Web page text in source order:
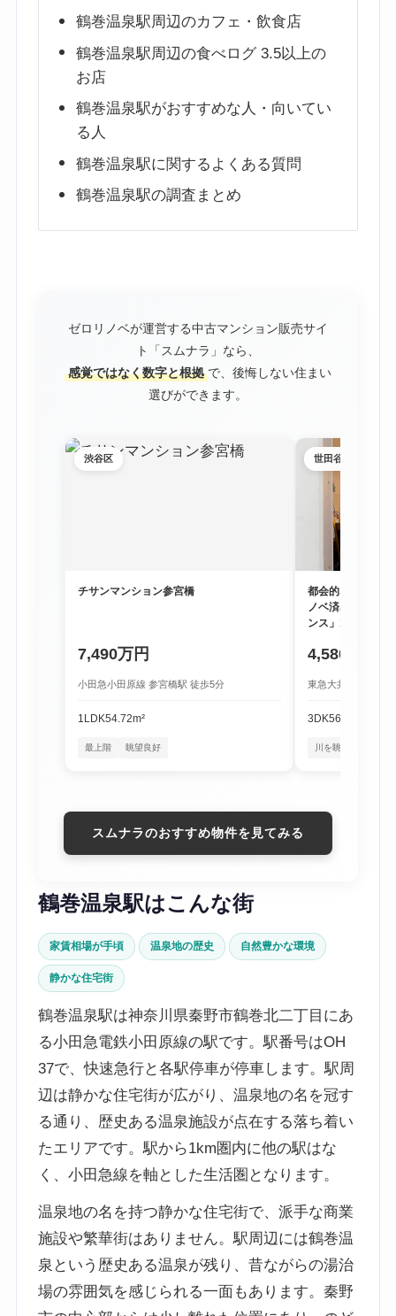
鶴巻温泉駅周辺のカフェ・飲食店
鶴巻温泉駅周辺の食べログ 3.5以上の
お店
鶴巻温泉駅がおすすめな人・向いてい
る人
鶴巻温泉駅に関するよくある質問
鶴巻温泉駅の調査まとめ
ゼロリノベが運営する中古マンション販売サイ
ト「スムナラ」なら、
感覚ではなく数字と根拠 で、後悔しない住まい
選びができます。
渋谷区
チサンマンション参宮橋
7,490万円
小田急小田原線 参宮橋駅 徒歩5分
1LDK54.72m²
最上階 眺望良好
世田谷区
都会的な利便性
ノベ済み物件「
ンス」1階
4,580万円
東急大井町線 尾山
3DK56.16m²
川を眺める暮らし
スムナラのおすすめ物件を見てみる
鶴巻温泉駅はこんな街
家賃相場が手頃 温泉地の歴史 自然豊かな環境
静かな住宅街
鶴巻温泉駅は神奈川県秦野市鶴巻北二丁目にあ
る小田急電鉄小田原線の駅です。駅番号はOH
37で、快速急行と各駅停車が停車します。駅周
辺は静かな住宅街が広がり、温泉地の名を冠す
る通り、歴史ある温泉施設が点在する落ち着い
たエリアです。駅から1km圏内に他の駅はな
く、小田急線を軸とした生活圏となります。
温泉地の名を持つ静かな住宅街で、派手な商業
施設や繁華街はありません。駅周辺には鶴巻温
泉という歴史ある温泉が残り、昔ながらの湯治
場の雰囲気を感じられる一面もあります。秦野